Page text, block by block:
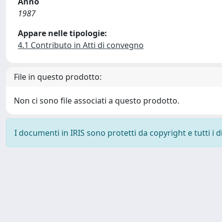
1987
Appare nelle tipologie:
4.1 Contributo in Atti di convegno
File in questo prodotto:
Non ci sono file associati a questo prodotto.
I documenti in IRIS sono protetti da copyright e tutti i